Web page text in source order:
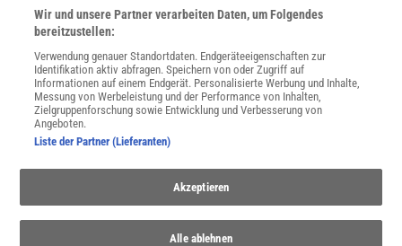
Inzwischen geht D614G fast immer mit drei Mutationen in anderen
Teilen des Sars-CoV-2-Genoms einher – ein Hinweis darauf, dass
die meisten D614G-Viren einen gemeinsamen Vorfahren haben.
Vor den ersten Lockdowns waren in ganz Europa sowohl nicht
mutierte »D«-Viren als auch mutierte »G«-Viren zu finden. Genetiker
entdeckten damals D-Viren in den meisten der westeuropäischen
Häufigkeit der G-Variante auf dem gesamten Kontinent zu, und im
April dominierte die Variante schließlich, wie Korber, Montefiori und
ihr Team berichteten.
Angebote für Schulen
Angebote für Institutionen
Sprachen lernen mit Gymglish
Lexika
Für Spektrum schreiben
Zugänglichkeitserklärung
WEBSEITEN
KielSCN
Wissenschaft in die Schulen
SciLogs
Wir und unsere Partner verarbeiten Daten, um Folgendes
bereitzustellen:
Verwendung genauer Standortdaten. Endgeräteeigenschaften zur
Identifikation aktiv abfragen. Speichern von oder Zugriff auf
Informationen auf einem Endgerät. Personalisierte Werbung und Inhalte,
Messung von Werbeleistung und der Performance von Inhalten,
Zielgruppenforschung sowie Entwicklung und Verbesserung von
Angeboten.
Liste der Partner (Lieferanten)
Akzeptieren
Alle ablehnen